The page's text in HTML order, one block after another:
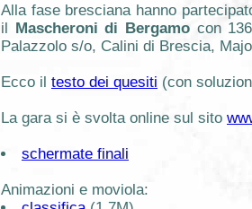
Alla fase bresciana hanno
il Mascheroni di Bergamo con
Palazzolo s/o, Calini di Brescia,
Ecco il testo dei quesiti (con
La gara si è svolta online sul sito
schermate finali
Animazioni e moviola: